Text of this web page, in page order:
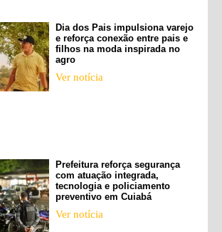
Dia dos Pais impulsiona varejo
e reforça conexão entre pais e
filhos na moda inspirada no
agro
Ver notícia
Prefeitura reforça segurança
com atuação integrada,
tecnologia e policiamento
preventivo em Cuiabá
Ver notícia